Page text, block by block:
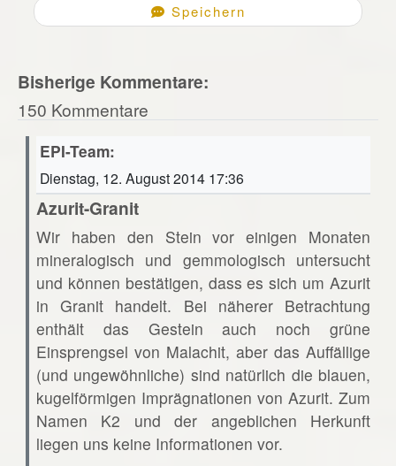
Speichern
Bisherige Kommentare:
150 Kommentare
EPI-Team:
Dienstag, 12. August 2014 17:36
Azurit-Granit
Wir haben den Stein vor einigen Monaten
mineralogisch und gemmologisch untersucht
und können bestätigen, dass es sich um Azurit
in Granit handelt. Bei näherer Betrachtung
enthält das Gestein auch noch grüne
Einsprengsel von Malachit, aber das Auffällige
(und ungewöhnliche) sind natürlich die blauen,
kugelförmigen Imprägnationen von Azurit. Zum
Namen K2 und der angeblichen Herkunft
liegen uns keine Informationen vor.